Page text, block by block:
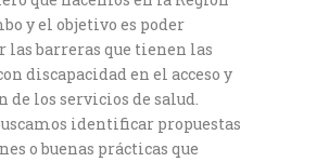
y el objetivo es poder
barreras que tienen las
discapacidad en el acceso y
los servicios de salud.
identificar propuestas
o buenas prácticas que